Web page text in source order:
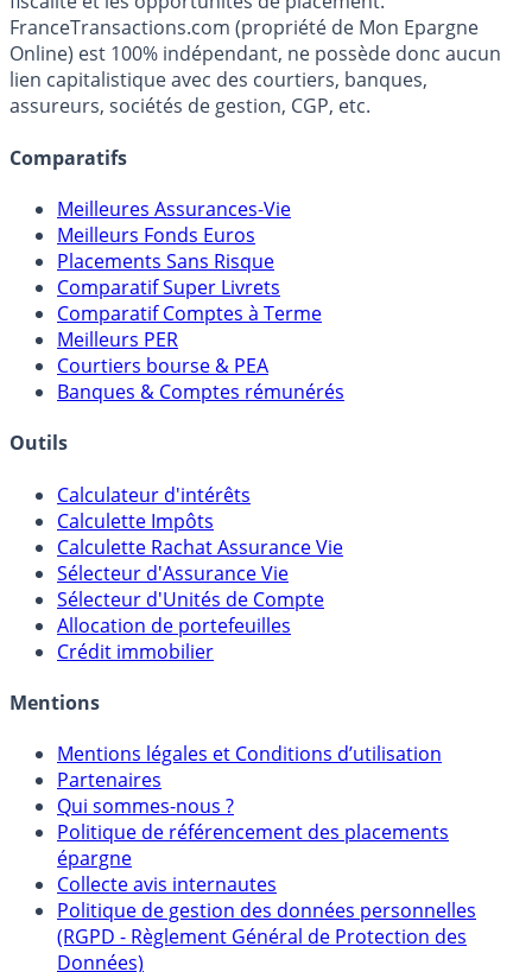
FranceTransactions.com (propriété de Mon Epargne
Online) est 100% indépendant, ne possède donc aucun
lien capitalistique avec des courtiers, banques,
assureurs, sociétés de gestion, CGP, etc.
Comparatifs
Meilleures Assurances-Vie
Meilleurs Fonds Euros
Placements Sans Risque
Comparatif Super Livrets
Comparatif Comptes à Terme
Meilleurs PER
Courtiers bourse & PEA
Banques & Comptes rémunérés
Outils
Calculateur d'intérêts
Calculette Impôts
Calculette Rachat Assurance Vie
Sélecteur d'Assurance Vie
Sélecteur d'Unités de Compte
Allocation de portefeuilles
Crédit immobilier
Mentions
Mentions légales et Conditions d’utilisation
Partenaires
Qui sommes-nous ?
Politique de référencement des placements
épargne
Collecte avis internautes
Politique de gestion des données personnelles
(RGPD - Règlement Général de Protection des
Données)